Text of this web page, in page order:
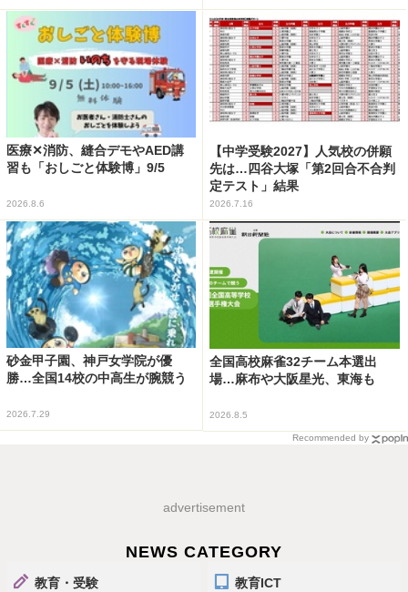
医療✕消防、縫合デモやAED講
習も「おしごと体験博」9/5
2026.8.6
【中学受験2027】人気校の併願
先は…四谷大塚「第2回合不合判
定テスト」結果
2026.7.16
砂金甲子園、神戸女学院が優
勝…全国14校の中高生が腕競う
2026.7.29
全国高校麻雀32チーム本選出
場…麻布や大阪星光、東海も
2026.8.5
Recommended by
advertisement
NEWS CATEGORY
教育・受験 教育ICT